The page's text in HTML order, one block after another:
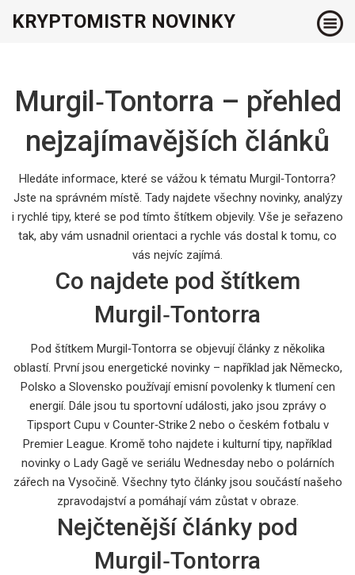
KRYPTOMISTR NOVINKY
Murgil‑Tontorra – přehled
nejzajímavějších článků
Hledáte informace, které se vážou k tématu Murgil‑Tontorra?
Jste na správném místě. Tady najdete všechny novinky, analýzy
i rychlé tipy, které se pod tímto štítkem objevily. Vše je seřazeno
tak, aby vám usnadnil orientaci a rychle vás dostal k tomu, co
vás nejvíc zajímá.
Co najdete pod štítkem
Murgil‑Tontorra
Pod štítkem Murgil‑Tontorra se objevují články z několika
oblastí. První jsou energetické novinky – například jak Německo,
Polsko a Slovensko používají emisní povolenky k tlumení cen
energií. Dále jsou tu sportovní události, jako jsou zprávy o
Tipsport Cupu v Counter‑Strike 2 nebo o českém fotbalu v
Premier League. Kromě toho najdete i kulturní tipy, například
novinky o Lady Gagě ve seriálu Wednesday nebo o polárních
zářech na Vysočině. Všechny tyto články jsou součástí našeho
zpravodajství a pomáhají vám zůstat v obraze.
Nejčtenější články pod
Murgil‑Tontorra